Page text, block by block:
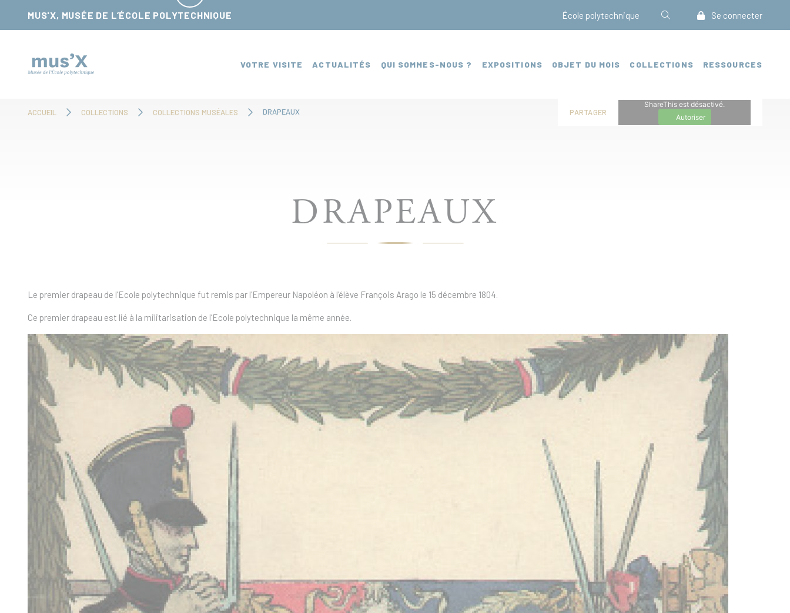
MUS'X, MUSÉE DE L’ÉCOLE POLYTECHNIQUE École polytechnique Se connecter
VOTRE VISITE ACTUALITÉS QUI SOMMES-NOUS ? EXPOSITIONS OBJET DU MOIS COLLECTIONS RESSOURCES
ACCUEIL COLLECTIONS COLLECTIONS MUSÉALES DRAPEAUX PARTAGER
ShareThis est désactivé.
Autoriser
DRAPEAUX
Le premier drapeau de l’Ecole polytechnique fut remis par l'Empereur Napoléon à l'élève François Arago le 15 décembre 1804.
Ce premier drapeau est lié à la militarisation de l’Ecole polytechnique la même année.